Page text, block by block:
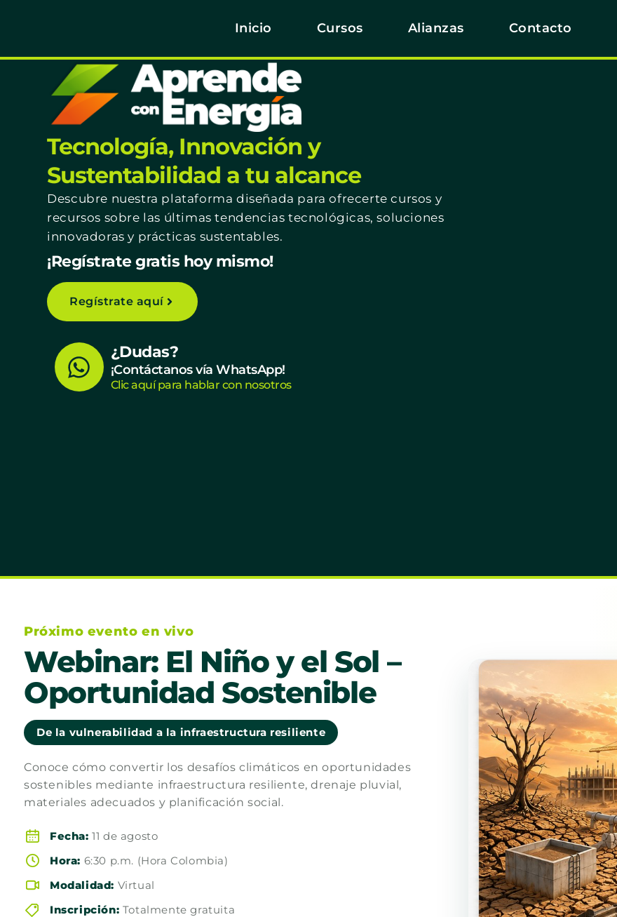
Inicio Cursos Alianzas Contacto
Tecnología, Innovación y
Sustentabilidad a tu alcance
Descubre nuestra plataforma diseñada para ofrecerte cursos y
recursos sobre las últimas tendencias tecnológicas, soluciones
innovadoras y prácticas sustentables.
¡Regístrate gratis hoy mismo!
Regístrate aquí
W
h
¿Dudas?
¡Contáctanos vía WhatsApp!
Clic aquí para hablar con nosotros
Próximo evento en vivo
Webinar: El Niño y el Sol –
Oportunidad Sostenible
De la vulnerabilidad a la infraestructura resiliente
Conoce cómo convertir los desafíos climáticos en oportunidades
sostenibles mediante infraestructura resiliente, drenaje pluvial,
materiales adecuados y planificación social.
Fecha: 11 de agosto
Hora: 6:30 p.m. (Hora Colombia)
Modalidad: Virtual
Inscripción: Totalmente gratuita